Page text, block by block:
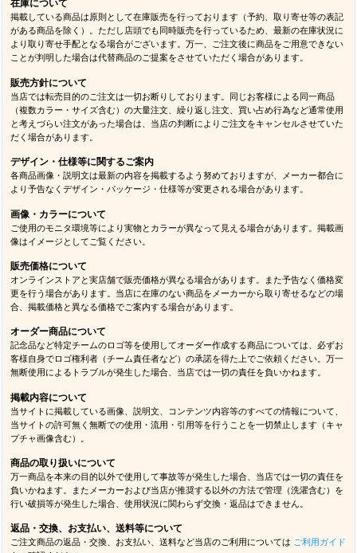
在庫について
掲載している商品は原則として在庫販売を行っております（予約、取り寄せ等の表記
がある商品を除く）。ただし店頭でも同時販売を行っているため、最新の在庫状況に
より取り寄せ手配となる場合がございます。万一、ご注文後に商品をご用意できない
ことが判明した場合は代替商品のご提案をさせていただく場合があります。
販売方針について
当店では転売目的のご注文は一切お断りしております。同じお客様による同一商品
（複数カラー・サイズ含む）の大量注文、繰り返し注文、買い占め行為など通常使用
と考えづらい注文があった場合は、当店の判断によりご注文をキャンセルさせていた
だく場合があります。
デザイン・仕様等に関するご案内
各商品画像・説明文は最新の内容を掲載するよう努めておりますが、メーカー都合に
より予告なくデザイン・パッケージ・仕様等が変更される場合があります。
画像・カラーについて
ご使用のモニタ環境等により実物とカラーが異なって見える場合があります。掲載画
像はイメージとしてご覧ください。
販売価格について
オンラインストアと実店舗で販売価格が異なる場合があります。また予告なく価格変
更を行う場合があります。当店に在庫のない商品をメーカーから取り寄せるなどの場
合、掲載価格と異なる価格でご案内する場合があります。
オーダー商品について
記念品など特定チームのロゴ等を使用してオーダー作成する商品については、必ずお
客様自身でロゴ権利者（チーム責任者など）の承諾を得た上でご依頼ください。万一
無断使用によるトラブルが発生した場合、当店では一切の責任を負いかねます。
掲載内容について
当サイトに掲載している画像、説明文、コンテンツ内容等のすべての情報について、
当サイトの許可無く無断での使用・流用・引用等を行うことを一切禁止します（キャ
プチャ画像含む）。
商品の取り扱いについて
万一商品を本来の目的以外で使用して事故等が発生した場合、当店では一切の責任を
負いかねます。またメーカーおよび当店が推奨する以外の方法で管理（洗濯含む）を
行い破損等が発生した場合、使用状況に関わらず交換・返品はできません。
返品・交換、お支払い、送料等について
ご注文商品の返品・交換、お支払い、送料など当店のご利用については ご利用ガイド